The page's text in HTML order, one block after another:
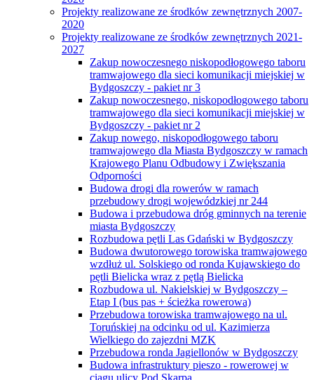
Projekty realizowane ze środków zewnętrznych 2007-
2020
Projekty realizowane ze środków zewnętrznych 2021-
2027
Zakup nowoczesnego niskopodłogowego taboru
tramwajowego dla sieci komunikacji miejskiej w
Bydgoszczy - pakiet nr 3
Zakup nowoczesnego, niskopodłogowego taboru
tramwajowego dla sieci komunikacji miejskiej w
Bydgoszczy - pakiet nr 2
Zakup nowego, niskopodłogowego taboru
tramwajowego dla Miasta Bydgoszczy w ramach
Krajowego Planu Odbudowy i Zwiększania
Odporności
Budowa drogi dla rowerów w ramach
przebudowy drogi wojewódzkiej nr 244
Budowa i przebudowa dróg gminnych na terenie
miasta Bydgoszczy
Rozbudowa pętli Las Gdański w Bydgoszczy
Budowa dwutorowego torowiska tramwajowego
wzdłuż ul. Solskiego od ronda Kujawskiego do
pętli Bielicka wraz z pętlą Bielicka
Rozbudowa ul. Nakielskiej w Bydgoszczy –
Etap I (bus pas + ścieżka rowerowa)
Przebudowa torowiska tramwajowego na ul.
Toruńskiej na odcinku od ul. Kazimierza
Wielkiego do zajezdni MZK
Przebudowa ronda Jagiellonów w Bydgoszczy
Budowa infrastruktury pieszo - rowerowej w
ciągu ulicy Pod Skarpą